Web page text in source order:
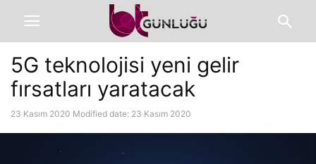
5G teknolojisi yeni gelir
fırsatları yaratacak
23 Kasım 2020 Modified date: 23 Kasım 2020